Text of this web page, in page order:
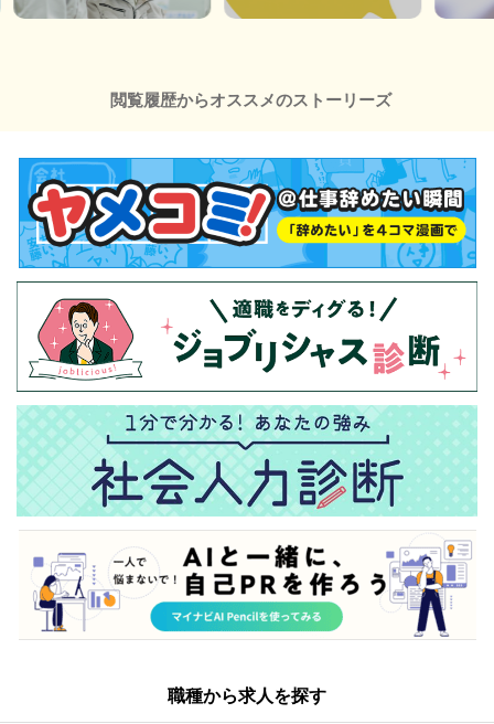
閲覧履歴からオススメのストーリーズ
職種から求人を探す